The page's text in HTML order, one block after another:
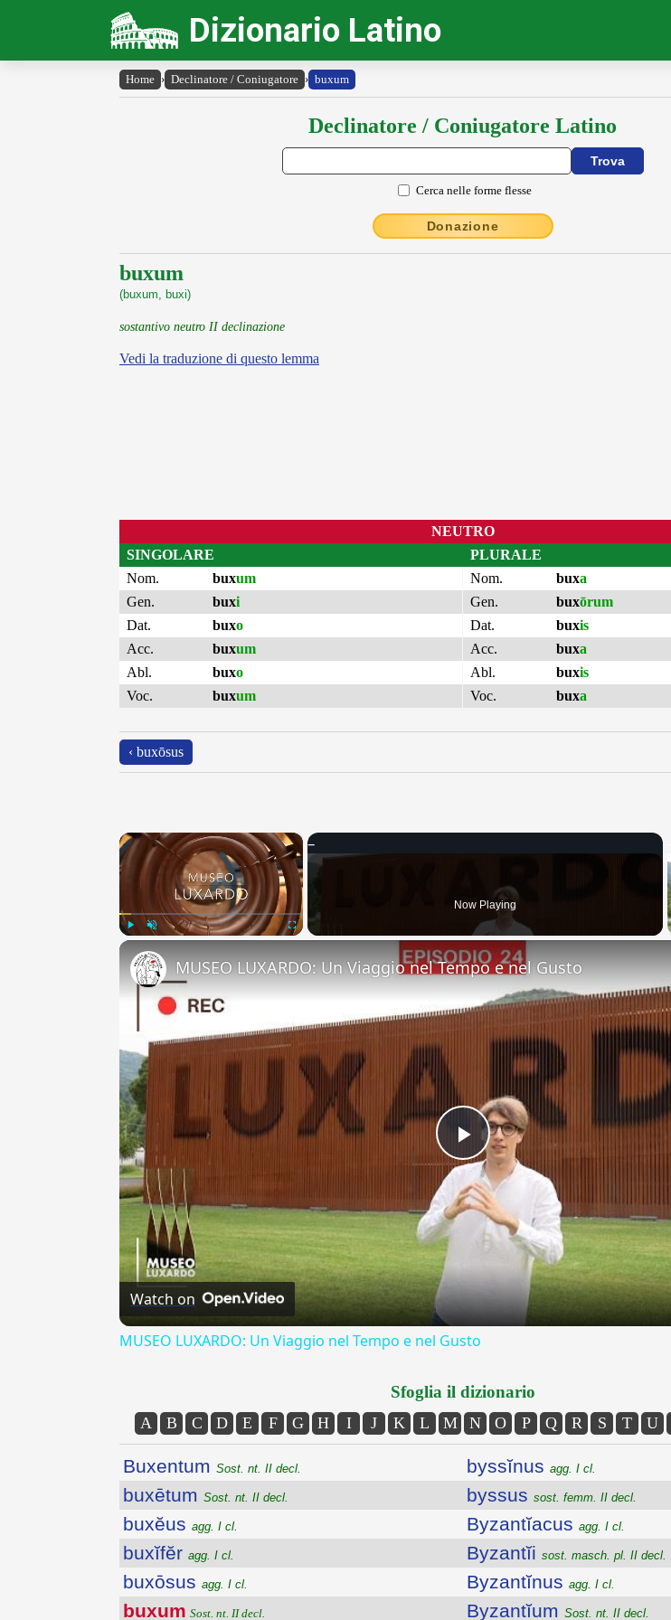
Dizionario Latino
Home › Declinatore / Coniugatore › buxum
Declinatore / Coniugatore Latino
Cerca nelle forme flesse
Donazione
buxum
(buxum, buxi)
sostantivo neutro II declinazione
Vedi la traduzione di questo lemma
NEUTRO
SINGOLARE
Nom.
buxum
Gen.
buxi
Dat.
buxo
Acc.
buxum
Abl.
buxo
Voc.
buxum
PLURALE
Nom.
buxa
Gen.
buxōrum
Dat.
buxis
Acc.
buxa
Abl.
buxis
Voc.
buxa
‹ buxōsus
×
Now Playing
Play
Video
MUSEO LUXARDO: Un Viaggio nel Tempo e nel Gusto
Watch on
MUSEO LUXARDO: Un Viaggio nel Tempo e nel Gusto
Sfoglia il dizionario
A B C D E F G H I J K L M N O P Q R S T U
Buxentum Sost. nt. II decl.
buxētum Sost. nt. II decl.
buxĕus agg. I cl.
buxĭfĕr agg. I cl.
buxōsus agg. I cl.
buxum Sost. nt. II decl.
byssĭnus agg. I cl.
byssus sost. femm. II decl.
Byzantĭacus agg. I cl.
Byzantĭi sost. masch. pl. II decl.
Byzantĭnus agg. I cl.
Byzantĭum Sost. nt. II decl.